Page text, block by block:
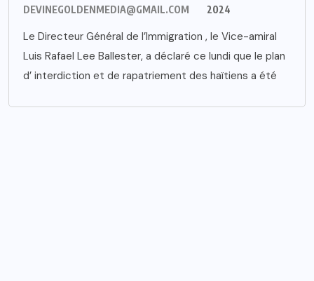
DEVINEGOLDENMEDIA@GMAIL.COM
2024
Le Directeur Général de l’Immigration , le Vice-amiral
Luis Rafael Lee Ballester, a déclaré ce lundi que le plan
d’ interdiction et de rapatriement des haïtiens a été